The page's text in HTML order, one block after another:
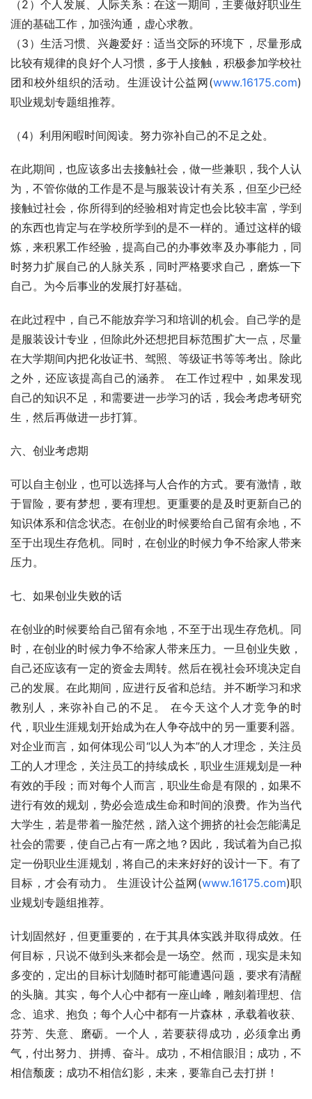
（2）个人发展、人际关系：在这一期间，主要做好职业生
涯的基础工作，加强沟通，虚心求教。
（3）生活习惯、兴趣爱好：适当交际的环境下，尽量形成
比较有规律的良好个人习惯，多于人接触，积极参加学校社
团和校外组织的活动。生涯设计公益网(www.16175.com)
职业规划专题组推荐。
（4）利用闲暇时间阅读。努力弥补自己的不足之处。
在此期间，也应该多出去接触社会，做一些兼职，我个人认
为，不管你做的工作是不是与服装设计有关系，但至少已经
接触过社会，你所得到的经验相对肯定也会比较丰富，学到
的东西也肯定与在学校所学到的是不一样的。通过这样的锻
炼，来积累工作经验，提高自己的办事效率及办事能力，同
时努力扩展自己的人脉关系，同时严格要求自己，磨炼一下
自己。为今后事业的发展打好基础。
在此过程中，自己不能放弃学习和培训的机会。自己学的是
是服装设计专业，但除此外还想把目标范围扩大一点，尽量
在大学期间内把化妆证书、驾照、等级证书等等考出。除此
之外，还应该提高自己的涵养。 在工作过程中，如果发现
自己的知识不足，和需要进一步学习的话，我会考虑考研究
生，然后再做进一步打算。
六、创业考虑期
可以自主创业，也可以选择与人合作的方式。要有激情，敢
于冒险，要有梦想，要有理想。更重要的是及时更新自己的
知识体系和信念状态。在创业的时候要给自己留有余地，不
至于出现生存危机。同时，在创业的时候力争不给家人带来
压力。
七、如果创业失败的话
在创业的时候要给自己留有余地，不至于出现生存危机。同
时，在创业的时候力争不给家人带来压力。一旦创业失败，
自己还应该有一定的资金去周转。然后在视社会环境决定自
己的发展。在此期间，应进行反省和总结。并不断学习和求
教别人，来弥补自己的不足。 在今天这个人才竞争的时
代，职业生涯规划开始成为在人争夺战中的另一重要利器。
对企业而言，如何体现公司“以人为本”的人才理念，关注员
工的人才理念，关注员工的持续成长，职业生涯规划是一种
有效的手段；而对每个人而言，职业生命是有限的，如果不
进行有效的规划，势必会造成生命和时间的浪费。作为当代
大学生，若是带着一脸茫然，踏入这个拥挤的社会怎能满足
社会的需要，使自己占有一席之地？因此，我试着为自己拟
定一份职业生涯规划，将自己的未来好好的设计一下。有了
目标，才会有动力。 生涯设计公益网(www.16175.com)职
业规划专题组推荐。
计划固然好，但更重要的，在于其具体实践并取得成效。任
何目标，只说不做到头来都会是一场空。然而，现实是未知
多变的，定出的目标计划随时都可能遭遇问题，要求有清醒
的头脑。其实，每个人心中都有一座山峰，雕刻着理想、信
念、追求、抱负；每个人心中都有一片森林，承载着收获、
芬芳、失意、磨砺。一个人，若要获得成功，必须拿出勇
气，付出努力、拼搏、奋斗。成功，不相信眼泪；成功，不
相信颓废；成功不相信幻影，未来，要靠自己去打拼！